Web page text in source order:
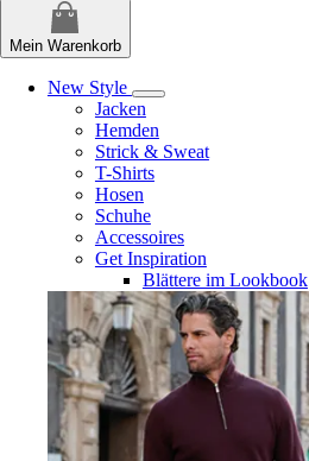
Mein Warenkorb
New Style
Jacken
Hemden
Strick & Sweat
T-Shirts
Hosen
Schuhe
Accessoires
Get Inspiration
Blättere im Lookbook